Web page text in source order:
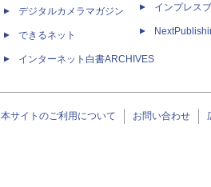
デジタルカメラマガジン
できるネット
インターネット白書ARCHIVES
インプレス
本サイトのご利用について お問い合わせ